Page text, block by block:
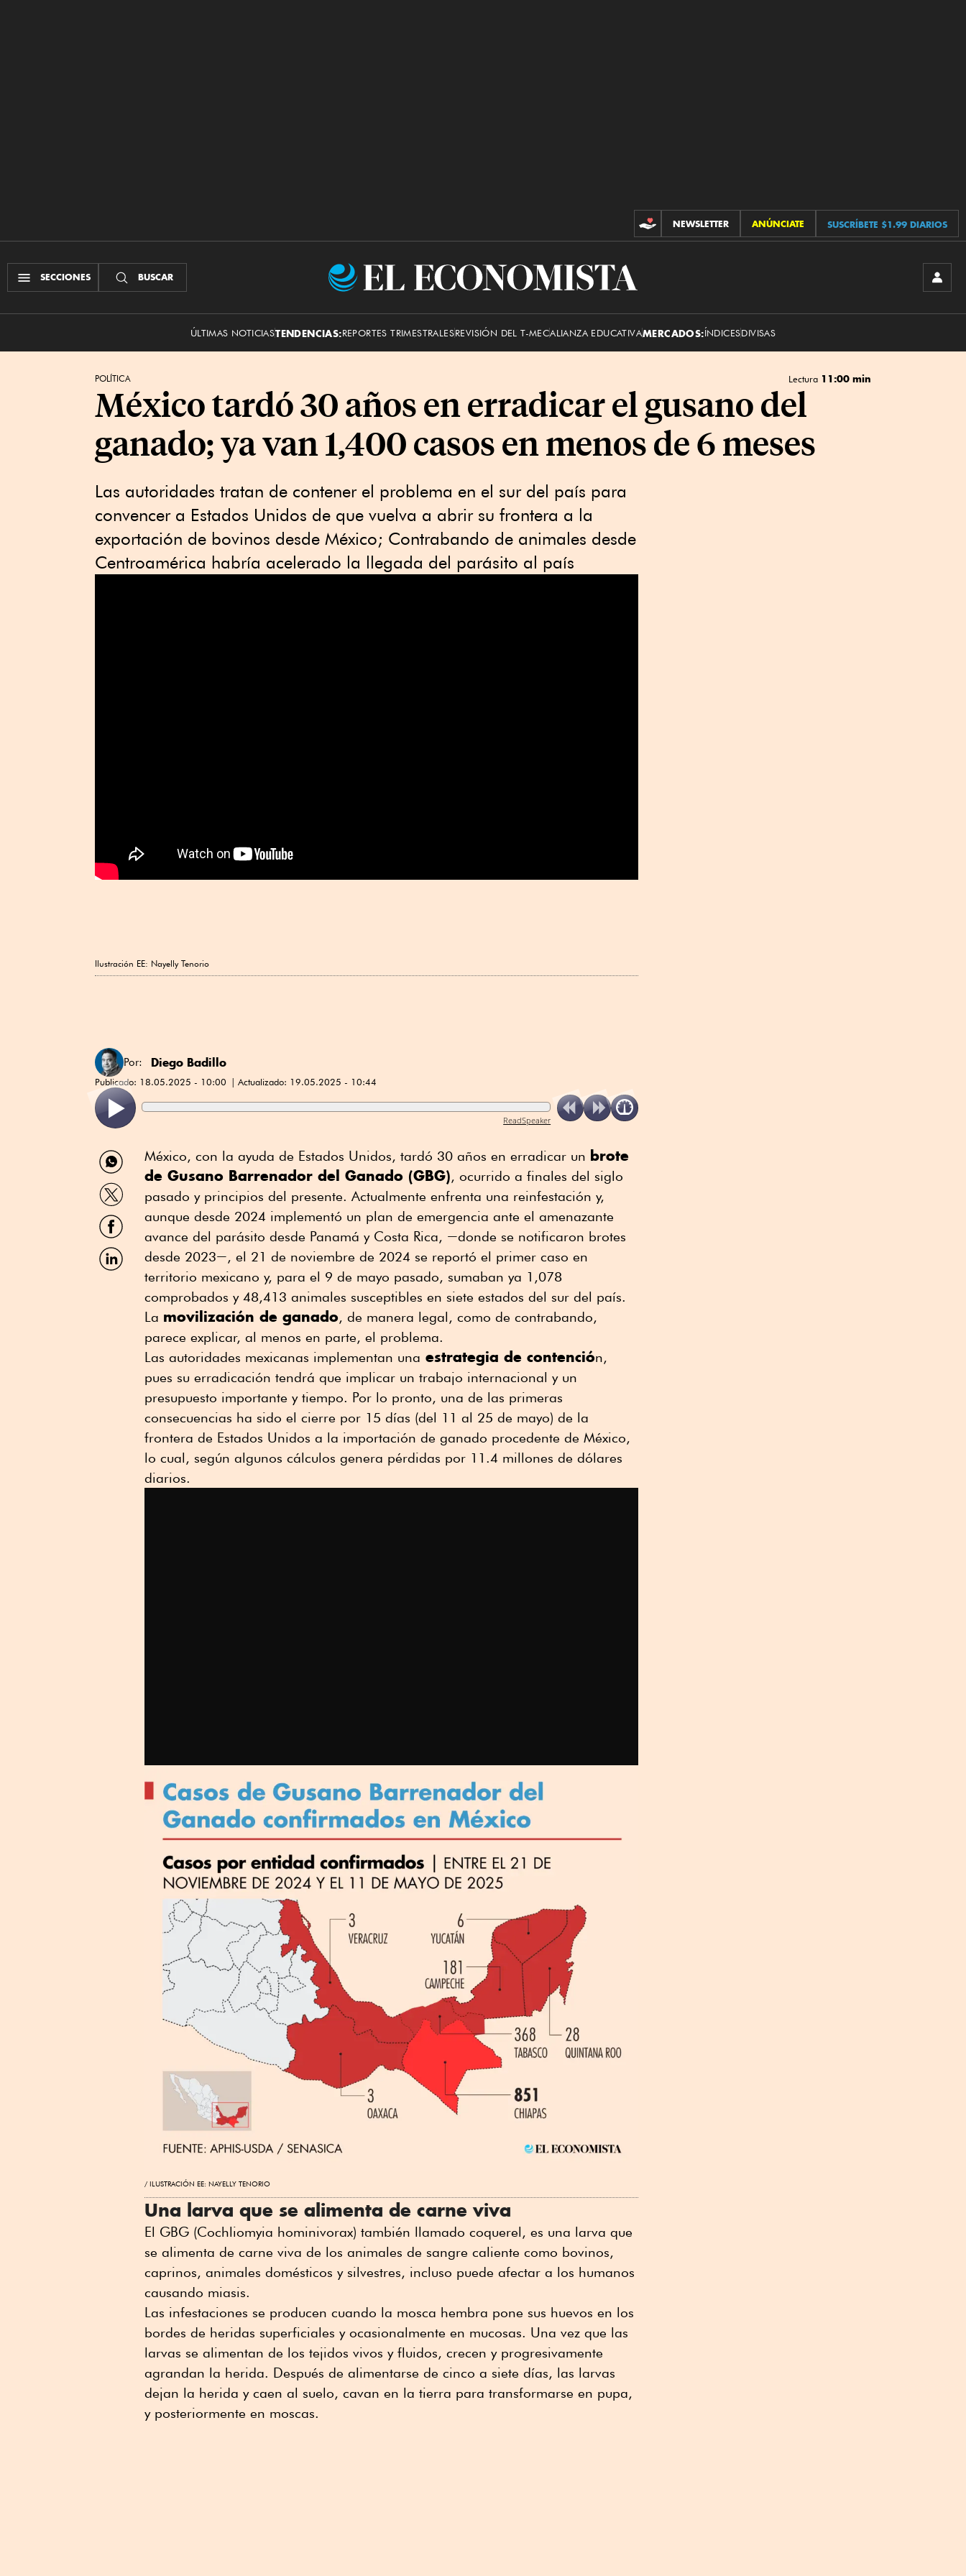
CONTRIBUCIONES
NEWSLETTER ANÚNCIATE SUSCRÍBETE $1.99 DIARIOS
SECCIONES BUSCAR
El
ÚLTIMAS NOTICIASTENDENCIAS:REPORTES TRIMESTRALESREVISIÓN DEL T-MECALIANZA EDUCATIVAMERCADOS:ÍNDICESDIVISAS
POLÍTICA Lectura 11:00 min
México tardó 30 años en erradicar el gusano del
ganado; ya van 1,400 casos en menos de 6 meses
Las autoridades tratan de contener el problema en el sur del país para
convencer a Estados Unidos de que vuelva a abrir su frontera a la
exportación de bovinos desde México; Contrabando de animales desde
Centroamérica habría acelerado la llegada del parásito al país
Ilustración EE: Nayelly Tenorio
Por: Diego Badillo
Publicado: 18.05.2025 - 10:00 Actualizado: 19.05.2025 - 10:44
ReadSpeaker
Compartir
por
WhatsApp
Compartir
por
Twitter
Compartir
por
Facebook
Compartir
por
México, con la ayuda de Estados Unidos, tardó 30 años en erradicar un brote
de Gusano Barrenador del Ganado (GBG), ocurrido a finales del siglo
pasado y principios del presente. Actualmente enfrenta una reinfestación y,
aunque desde 2024 implementó un plan de emergencia ante el amenazante
avance del parásito desde Panamá y Costa Rica, ―donde se notificaron brotes
desde 2023―, el 21 de noviembre de 2024 se reportó el primer caso en
territorio mexicano y, para el 9 de mayo pasado, sumaban ya 1,078
comprobados y 48,413 animales susceptibles en siete estados del sur del país.
La movilización de ganado, de manera legal, como de contrabando,
parece explicar, al menos en parte, el problema.
Las autoridades mexicanas implementan una estrategia de contención,
pues su erradicación tendrá que implicar un trabajo internacional y un
presupuesto importante y tiempo. Por lo pronto, una de las primeras
consecuencias ha sido el cierre por 15 días (del 11 al 25 de mayo) de la
frontera de Estados Unidos a la importación de ganado procedente de México,
lo cual, según algunos cálculos genera pérdidas por 11.4 millones de dólares
diarios.
ILUSTRACIÓN EE: NAYELLY TENORIO
Una larva que se alimenta de carne viva
El GBG (Cochliomyia hominivorax) también llamado coquerel, es una larva que
se alimenta de carne viva de los animales de sangre caliente como bovinos,
caprinos, animales domésticos y silvestres, incluso puede afectar a los humanos
causando miasis.
Las infestaciones se producen cuando la mosca hembra pone sus huevos en los
bordes de heridas superficiales y ocasionalmente en mucosas. Una vez que las
larvas se alimentan de los tejidos vivos y fluidos, crecen y progresivamente
agrandan la herida. Después de alimentarse de cinco a siete días, las larvas
dejan la herida y caen al suelo, cavan en la tierra para transformarse en pupa,
y posteriormente en moscas.